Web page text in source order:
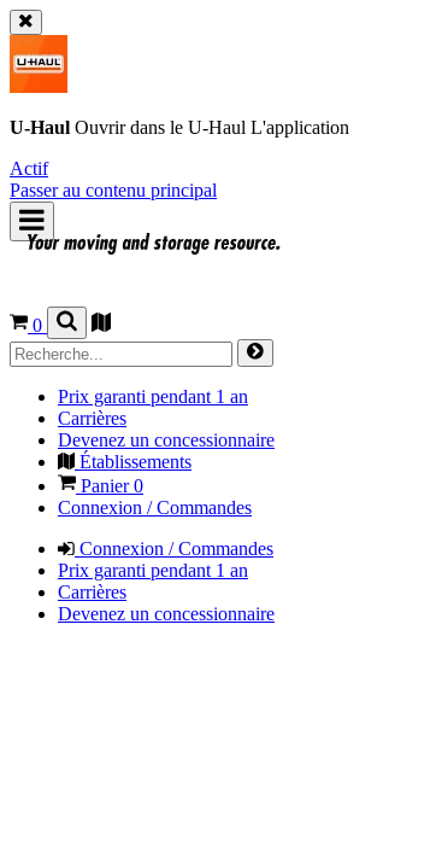
U-Haul Ouvrir dans le U-Haul L'application
Actif
Passer au contenu principal
0
Prix garanti pendant 1 an
Carrières
Devenez un concessionnaire
Établissements
Panier0
Connexion / Commandes
Connexion / Commandes
Prix garanti pendant 1 an
Carrières
Devenez un concessionnaire